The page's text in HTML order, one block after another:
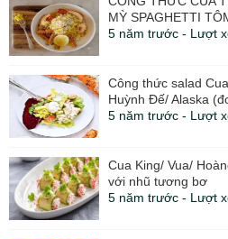
MỲ SPAGHETTI
5 năm trước - Lượt
Công thức salad
Huỳnh Đế/ Alaska
5 năm trước - Lượt
Cua King/ Vua/
với nhũ tương bơ
5 năm trước - Lượt